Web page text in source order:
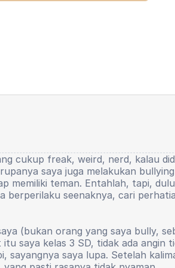
cukup freak, weird, nerd, kalau
saya juga melakukan
memiliki teman. Entahlah, tapi,
berperilaku seenaknya, cari
(bukan orang yang saya bully,
saya kelas 3 SD, tidak ada angin
sayangnya saya lupa. Setelah